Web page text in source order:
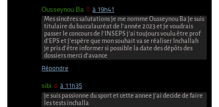
Ousseynou Ba à 19h41
Mes sincères salutations je me nomme Ousseynou Ba je suis
titulaire du baccalauréat de l’année 2023 et je voudrais
passer le concours de l’INSEPS j’ai toujours voulu être prof
d’EPS et j’espère que mon souhait va se réaliser Inchallah
je pris d’être informer si possible la date des dépôts des
dossiers merci d’avance
Répondre
sibi à 11h35
je suis passionne du sport et cette annee j’ai decide de faire
les tests inchalla